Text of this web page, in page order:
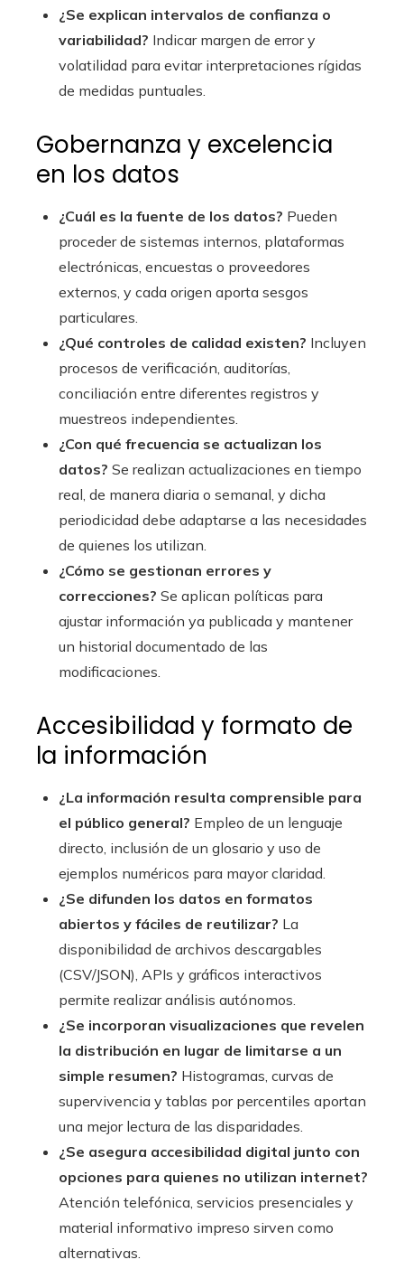
¿Se explican intervalos de confianza o
variabilidad? Indicar margen de error y
volatilidad para evitar interpretaciones rígidas
de medidas puntuales.
Gobernanza y excelencia
en los datos
¿Cuál es la fuente de los datos? Pueden
proceder de sistemas internos, plataformas
electrónicas, encuestas o proveedores
externos, y cada origen aporta sesgos
particulares.
¿Qué controles de calidad existen? Incluyen
procesos de verificación, auditorías,
conciliación entre diferentes registros y
muestreos independientes.
¿Con qué frecuencia se actualizan los
datos? Se realizan actualizaciones en tiempo
real, de manera diaria o semanal, y dicha
periodicidad debe adaptarse a las necesidades
de quienes los utilizan.
¿Cómo se gestionan errores y
correcciones? Se aplican políticas para
ajustar información ya publicada y mantener
un historial documentado de las
modificaciones.
Accesibilidad y formato de
la información
¿La información resulta comprensible para
el público general? Empleo de un lenguaje
directo, inclusión de un glosario y uso de
ejemplos numéricos para mayor claridad.
¿Se difunden los datos en formatos
abiertos y fáciles de reutilizar? La
disponibilidad de archivos descargables
(CSV/JSON), APIs y gráficos interactivos
permite realizar análisis autónomos.
¿Se incorporan visualizaciones que revelen
la distribución en lugar de limitarse a un
simple resumen? Histogramas, curvas de
supervivencia y tablas por percentiles aportan
una mejor lectura de las disparidades.
¿Se asegura accesibilidad digital junto con
opciones para quienes no utilizan internet?
Atención telefónica, servicios presenciales y
material informativo impreso sirven como
alternativas.